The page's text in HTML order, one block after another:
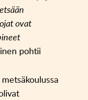
ovat
pohtii